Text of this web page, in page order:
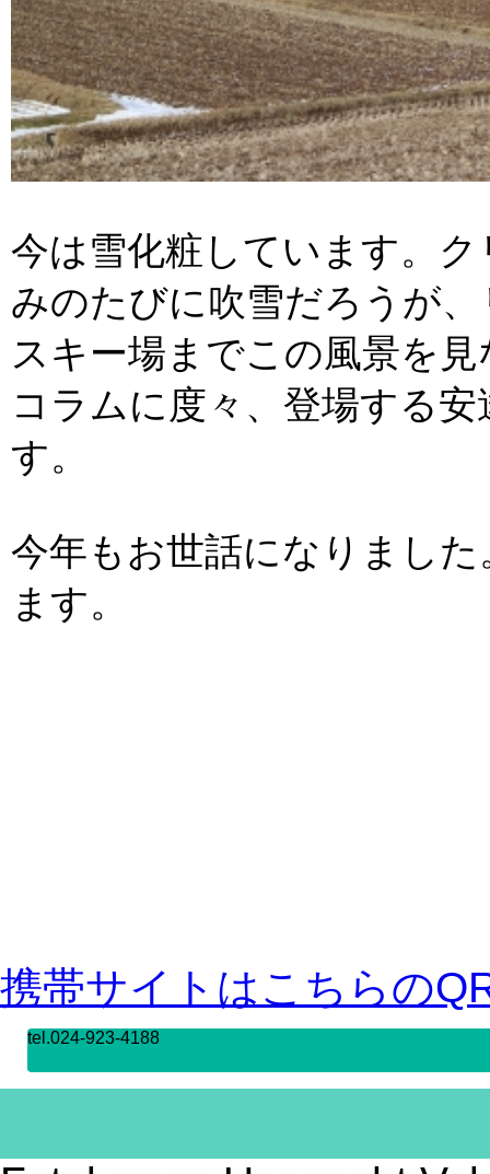
今は雪化粧しています。
みのたびに吹雪だろうが
スキー場までこの風景を
コラムに度々、登場する
す。
今年もお世話になりまし
ます。
携帯サイトはこちらの
tel.024-923-4188